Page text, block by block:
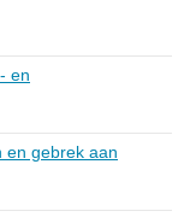
en
en gebrek aan